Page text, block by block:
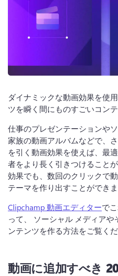
ログイン
無料で試す
ダイナミックな動画効果を使
ツを瞬く間にものすごいコン
仕事のプレゼンテーションや
家族の動画アルバムなどで、
を引く動画効果を使えば、最
者をより長く引きつけることが
効果でも、数回のクリックで
テーマを作り出すことができま
Clipchamp 動画エディターで
って、 ソーシャル メディアや
ンテンツを作る方法をご覧くだ
動画に追加すべき